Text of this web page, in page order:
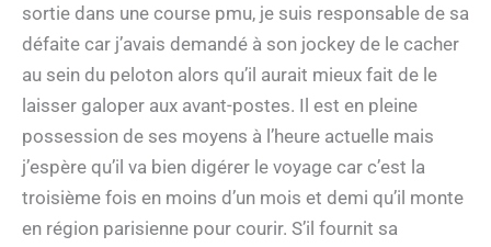
sortie dans une course pmu, je suis responsable de sa
défaite car j’avais demandé à son jockey de le cacher
au sein du peloton alors qu’il aurait mieux fait de le
laisser galoper aux avant-postes. Il est en pleine
possession de ses moyens à l’heure actuelle mais
j’espère qu’il va bien digérer le voyage car c’est la
troisième fois en moins d’un mois et demi qu’il monte
en région parisienne pour courir. S’il fournit sa